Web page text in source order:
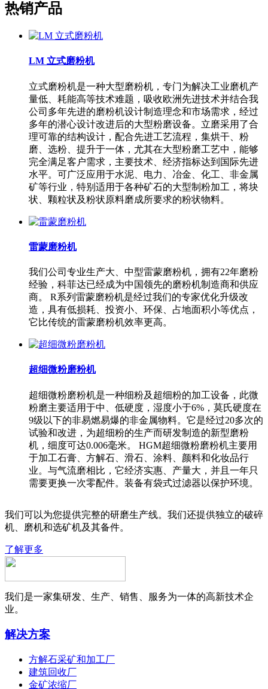
热销产品
LM 立式磨粉机
立式磨粉机是一种大型磨粉机，专门为解决工业磨机产
量低、耗能高等技术难题，吸收欧洲先进技术并结合我
公司多年先进的磨粉机设计制造理念和市场需求，经过
多年的潜心设计改进后的大型粉磨设备。立磨采用了合
理可靠的结构设计，配合先进工艺流程，集烘干、粉
磨、选粉、提升于一体，尤其在大型粉磨工艺中，能够
完全满足客户需求，主要技术、经济指标达到国际先进
水平。可广泛应用于水泥、电力、冶金、化工、非金属
矿等行业，特别适用于各种矿石的大型制粉加工，将块
状、颗粒状及粉状原料磨成所要求的粉状物料。
雷蒙磨粉机
我们公司专业生产大、中型雷蒙磨粉机，拥有22年磨粉
经验，科菲达已经成为中国领先的磨粉机制造商和供应
商。 R系列雷蒙磨粉机是经过我们的专家优化升级改
造，具有低损耗、投资小、环保、占地面积小等优点，
它比传统的雷蒙磨粉机效率更高。
超细微粉磨粉机
超细微粉磨粉机是一种细粉及超细粉的加工设备，此微
粉磨主要适用于中、低硬度，湿度小于6%，莫氏硬度在
9级以下的非易燃易爆的非金属物料。它是经过20多次的
试验和改进，为超细粉的生产而研发制造的新型磨粉
机，细度可达0.006毫米。 HGM超细微粉磨粉机主要用
于加工石膏、方解石、滑石、涂料、颜料和化妆品行
业。与气流磨相比，它经济实惠、产量大，并且一年只
需要更换一次零配件。装备有袋式过滤器以保护环境。
我们可以为您提供完整的研磨生产线。我们还提供独立的破碎
机、磨机和选矿机及其备件。
了解更多
我们是一家集研发、生产、销售、服务为一体的高新技术企
业。
解决方案
方解石采矿和加工厂
建筑回收厂
金矿浓缩厂